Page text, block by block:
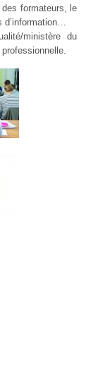
formateurs, le
d’information…
ministère du